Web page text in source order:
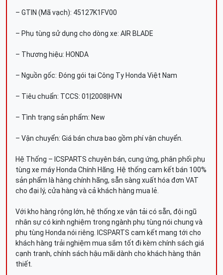
– GTIN (Mã vạch): 45127K1FV00
– Phụ tùng sử dụng cho dòng xe: AIR BLADE
– Thương hiệu: HONDA
– Nguồn gốc: Đóng gói tại Công Ty Honda Việt Nam
– Tiêu chuẩn: TCCS: 01|2008|HVN
– Tình trạng sản phẩm: New
– Vận chuyển: Giá bán chưa bao gồm phí vận chuyển.
Hệ Thống – ICSPARTS chuyên bán, cung ứng, phân phối phụ
tùng xe máy Honda Chính Hãng. Hệ thống cam kết bán 100%
sản phẩm là hàng chính hãng, sẵn sàng xuất hóa đơn VAT
cho đại lý, cửa hàng và cả khách hàng mua lẻ.
Với kho hàng rộng lớn, hệ thống xe vận tải có sẵn, đội ngũ
nhân sự có kinh nghiệm trong ngành phụ tùng nói chung và
phụ tùng Honda nói riêng. ICSPARTS cam kết mang tới cho
khách hàng trải nghiệm mua sắm tốt đi kèm chính sách giá
cạnh tranh, chính sách hậu mãi dành cho khách hàng thân
thiết.